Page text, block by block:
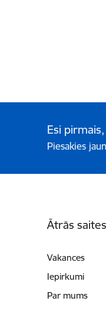
Esi
Piesakies
Ātrās saites
Vakances
Iepirkumi
Par mums